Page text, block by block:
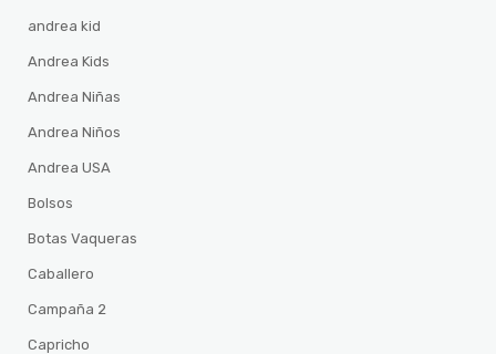
andrea kid
Andrea Kids
Andrea Niñas
Andrea Niños
Andrea USA
Bolsos
Botas Vaqueras
Caballero
Campaña 2
Capricho